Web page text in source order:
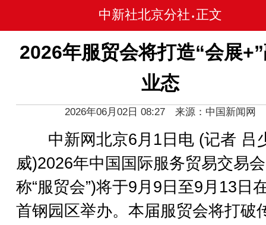
中新社北京分社 • 正文
2026年服贸会将打造“会展
业态
2026年06月02日 08:27 来源：中国新闻网
中新网北京6月1日电 (记者 吕
威)2026年中国国际服务贸易交易
称“服贸会”)将于9月9日至9月13日
首钢园区举办。本届服贸会将打破